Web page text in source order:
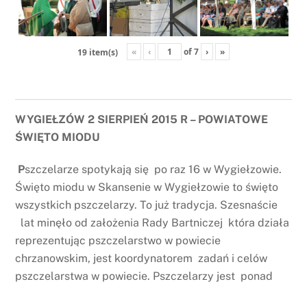
19 item(s) « ‹ of7 › »
WYGIEŁZÓW 2 SIERPIEŃ 2015 R – POWIATOWE
ŚWIĘTO MIODU
Pszczelarze spotykają się po raz 16 w Wygiełzowie.
Święto miodu w Skansenie w Wygiełzowie to święto
wszystkich pszczelarzy. To już tradycja. Szesnaście
lat minęło od założenia Rady Bartniczej która działa
reprezentując pszczelarstwo w powiecie
chrzanowskim, jest koordynatorem zadań i celów
pszczelarstwa w powiecie. Pszczelarzy jest ponad